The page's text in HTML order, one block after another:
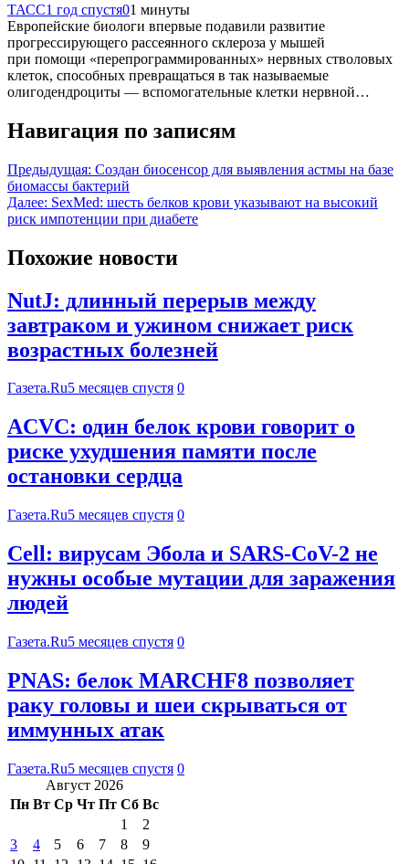
ТАСС1 год спустя01 минуты
Европейские биологи впервые подавили развитие
прогрессирующего рассеянного склероза у мышей
при помощи «перепрограммированных» нервных стволовых
клеток, способных превращаться в так называемые
олигодендроциты — вспомогательные клетки нервной…
Навигация по записям
Предыдущая: Создан биосенсор для выявления астмы на базе
биомассы бактерий
Далее: SexMed: шесть белков крови указывают на высокий
риск импотенции при диабете
Похожие новости
NutJ: длинный перерыв между
завтраком и ужином снижает риск
возрастных болезней
Газета.Ru5 месяцев спустя 0
ACVC: один белок крови говорит о
риске ухудшения памяти после
остановки сердца
Газета.Ru5 месяцев спустя 0
Cell: вирусам Эбола и SARS-CoV-2 не
нужны особые мутации для заражения
людей
Газета.Ru5 месяцев спустя 0
PNAS: белок MARCHF8 позволяет
раку головы и шеи скрываться от
иммунных атак
Газета.Ru5 месяцев спустя 0
Август 2026
Пн Вт Ср Чт Пт Сб Вс
1
2
3
4 5 6 7 8
9